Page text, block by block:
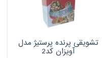
تشویقی پرنده پرستیژ مدل
آویزان کد2